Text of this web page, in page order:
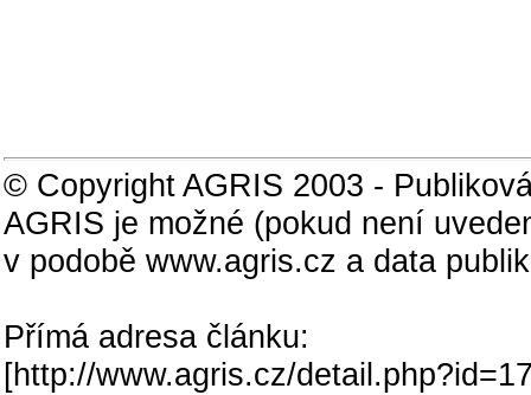
© Copyright AGRIS 2003 -
AGRIS je možné (pokud není
v podobě www.agris.cz a data
Přímá adresa článku:
[http://www.agris.cz/